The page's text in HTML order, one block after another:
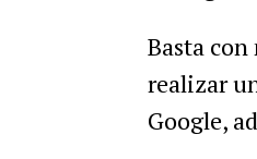
Basta
realizar
Google,